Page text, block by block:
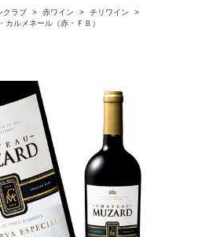
クラブ > 赤ワイン > チリワイン
>
カルメネール（赤・ＦＢ）